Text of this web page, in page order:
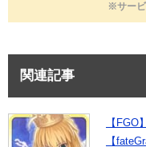
※サービ
関連記事
【FGO
【